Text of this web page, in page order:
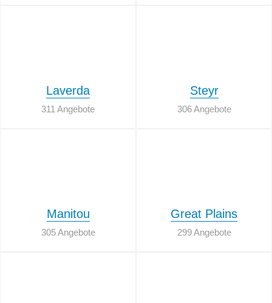
Laverda
311 Angebote
Steyr
306 Angebote
Manitou
305 Angebote
Great Plains
299 Angebote